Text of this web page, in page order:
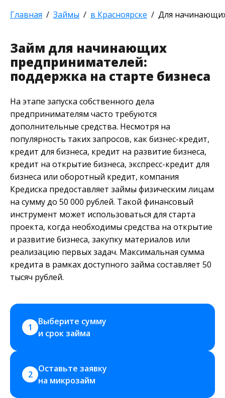
Главная Займы в Красноярске Для
Займ для начинающих
предпринимателей:
поддержка на старте бизнеса
На этапе запуска собственного дела
предпринимателям часто требуются
дополнительные средства. Несмотря на
популярность таких запросов, как бизнес-кредит,
кредит для бизнеса, кредит на развитие бизнеса,
кредит на открытие бизнеса, экспресс-кредит для
бизнеса или оборотный кредит, компания
Кредиска предоставляет займы физическим лицам
на сумму до 50 000 рублей. Такой финансовый
инструмент может использоваться для старта
проекта, когда необходимы средства на открытие
и развитие бизнеса, закупку материалов или
реализацию первых задач. Максимальная сумма
кредита в рамках доступного займа составляет 50
тысяч рублей.
1
Выберите сумму
и срок займа
2
Оставьте заявку
на микрозайм